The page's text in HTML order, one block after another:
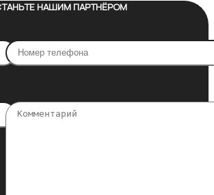
НАШИМ ПАРТНЁРОМ